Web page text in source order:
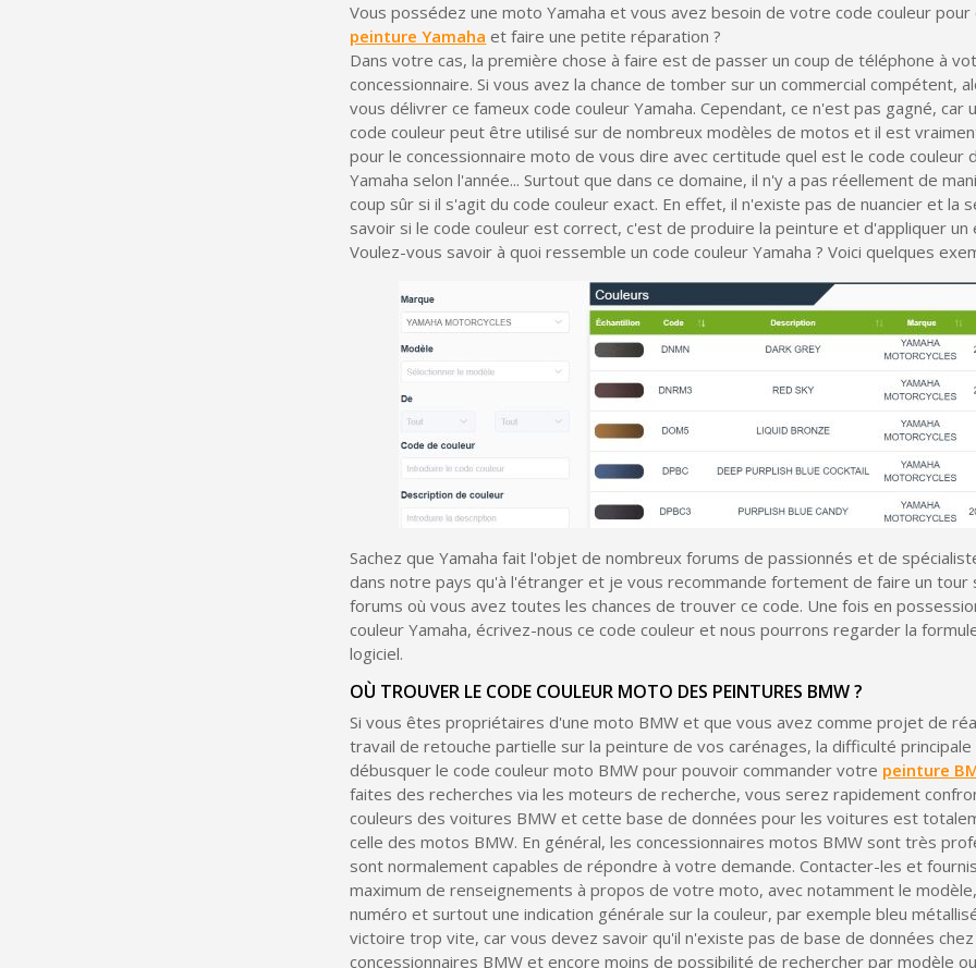
Vous possédez une moto Yamaha et vous avez besoin de votre code couleur pour
peinture Yamaha et faire une petite réparation ?
Dans votre cas, la première chose à faire est de passer un coup de téléphone à
concessionnaire. Si vous avez la chance de tomber sur un commercial compétent,
vous délivrer ce fameux code couleur Yamaha. Cependant, ce n'est pas gagné, car
code couleur peut être utilisé sur de nombreux modèles de motos et il est
pour le concessionnaire moto de vous dire avec certitude quel est le code couleur
Yamaha selon l'année... Surtout que dans ce domaine, il n'y a pas réellement de
coup sûr si il s'agit du code couleur exact. En effet, il n'existe pas de nuancier et la
savoir si le code couleur est correct, c'est de produire la peinture et d'appliquer un
Voulez-vous savoir à quoi ressemble un code couleur Yamaha ? Voici quelques
Sachez que Yamaha fait l'objet de nombreux forums de passionnés et de
dans notre pays qu'à l'étranger et je vous recommande fortement de faire un tour
forums où vous avez toutes les chances de trouver ce code. Une fois en
couleur Yamaha, écrivez-nous ce code couleur et nous pourrons regarder la
logiciel.
OÙ TROUVER LE CODE COULEUR MOTO DES PEINTURES BMW ?
Si vous êtes propriétaires d'une moto BMW et que vous avez comme projet de
travail de retouche partielle sur la peinture de vos carénages, la difficulté
débusquer le code couleur moto BMW pour pouvoir commander votre peinture
faites des recherches via les moteurs de recherche, vous serez rapidement
couleurs des voitures BMW et cette base de données pour les voitures est
celle des motos BMW. En général, les concessionnaires motos BMW sont très
sont normalement capables de répondre à votre demande. Contacter-les et
maximum de renseignements à propos de votre moto, avec notamment le
numéro et surtout une indication générale sur la couleur, par exemple bleu
victoire trop vite, car vous devez savoir qu'il n'existe pas de base de données
concessionnaires BMW et encore moins de possibilité de rechercher par modèle